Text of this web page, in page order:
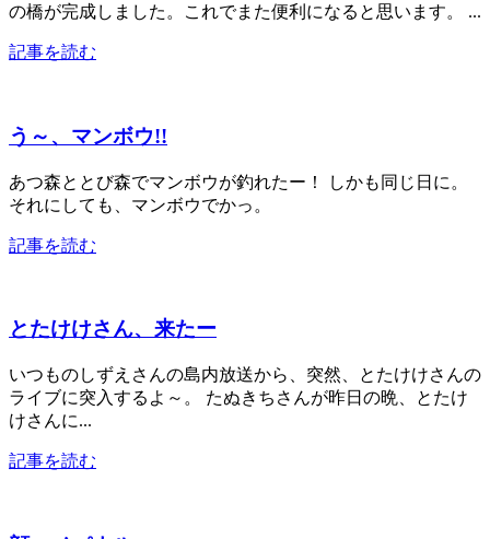
の橋が完成しました。これでまた便利になると思います。 ...
記事を読む
う～、マンボウ!!
あつ森ととび森でマンボウが釣れたー！ しかも同じ日に。
それにしても、マンボウでかっ。
記事を読む
とたけけさん、来たー
いつものしずえさんの島内放送から、突然、とたけけさんの
ライブに突入するよ～。 たぬきちさんが昨日の晩、とたけ
けさんに...
記事を読む